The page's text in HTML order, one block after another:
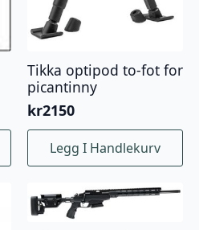
Tikka optipod to-fot for
picantinny
kr2150
Legg I Handlekurv